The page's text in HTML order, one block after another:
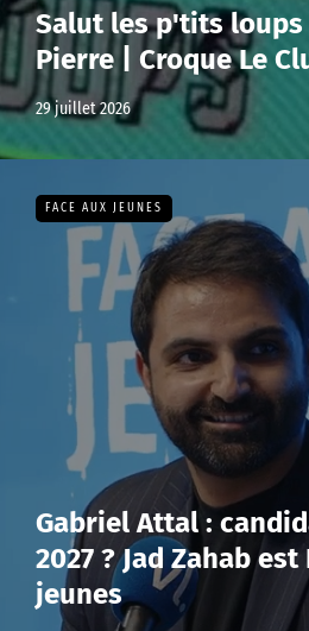
Salut les p'tits loups
Pierre | Croque Le
29 juillet 2026
FACE AUX JEUNES
Gabriel Attal :
2027 ? Jad Zahab est
jeunes